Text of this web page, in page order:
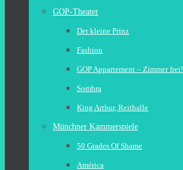
GOP-Theater
Der kleine Prinz
Fashion
GOP Appartement – Zimmer frei!
Sombra
King Arthur, Reithalle
Münchner Kammerspiele
50 Grades Of Shame
América